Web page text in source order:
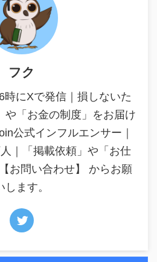
フク
時にXで発信｜損しないた
や「お金の制度」をお届け
公式インフルエンサー｜
｜「掲載依頼」や「お仕
お問い合わせ】 からお願
します。